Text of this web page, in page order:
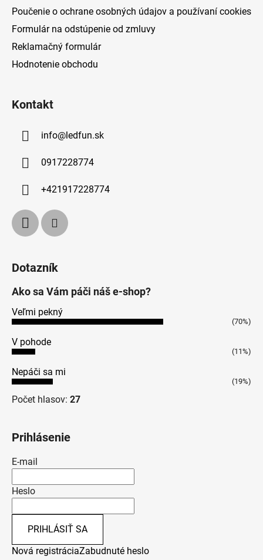
Poučenie o ochrane osobných údajov a používaní cookies
Formulár na odstúpenie od zmluvy
Reklamačný formulár
Hodnotenie obchodu
Kontakt
info@ledfun.sk
0917228774
+421917228774
Dotazník
Ako sa Vám páči náš e-shop?
Veľmi pekný
(70%)
V pohode
(11%)
Nepáči sa mi
(19%)
Počet hlasov: 27
Prihlásenie
E-mail
Heslo
PRIHLÁSIŤ SA
Nová registráciaZabudnuté heslo